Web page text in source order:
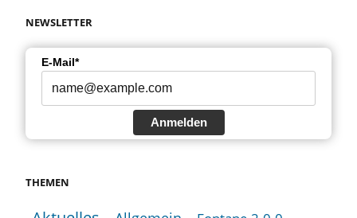
NEWSLETTER
E-Mail*
Anmelden
THEMEN